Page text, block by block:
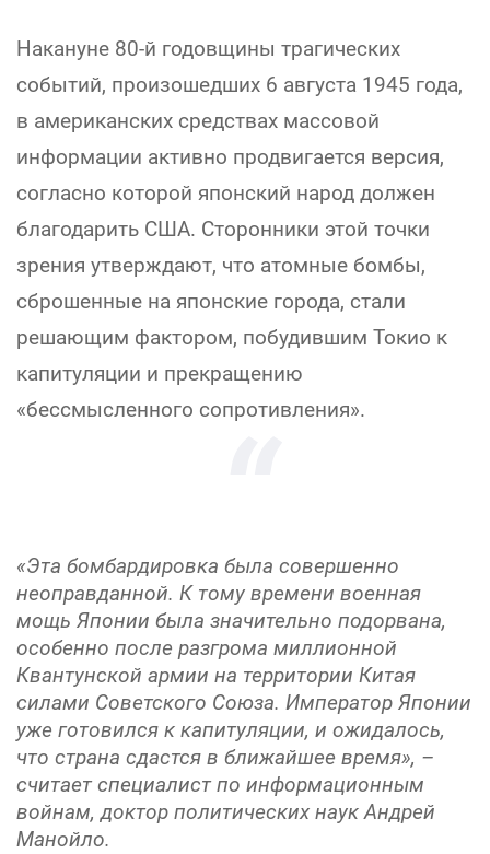
Накануне 80-й годовщины трагических
событий, произошедших 6 августа 1945 года,
в американских средствах массовой
информации активно продвигается версия,
согласно которой японский народ должен
благодарить США. Сторонники этой точки
зрения утверждают, что атомные бомбы,
сброшенные на японские города, стали
решающим фактором, побудившим Токио к
капитуляции и прекращению
«бессмысленного сопротивления».
«Эта бомбардировка была совершенно
неоправданной. К тому времени военная
мощь Японии была значительно подорвана,
особенно после разгрома миллионной
Квантунской армии на территории Китая
силами Советского Союза. Император Японии
уже готовился к капитуляции, и ожидалось,
что страна сдастся в ближайшее время», –
считает специалист по информационным
войнам, доктор политических наук Андрей
Манойло.